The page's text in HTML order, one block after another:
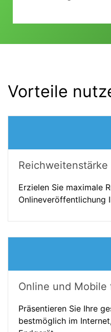
Vorteile
Reichweitenstärke
Erzielen Sie maximale
Onlineveröffentlichung
Online und Mobile
Präsentieren Sie Ihre
bestmöglich im